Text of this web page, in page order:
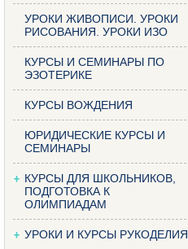
УРОКИ ЖИВОПИСИ. УРОКИ
РИСОВАНИЯ. УРОКИ ИЗО
КУРСЫ И СЕМИНАРЫ ПО
ЭЗОТЕРИКЕ
КУРСЫ ВОЖДЕНИЯ
ЮРИДИЧЕСКИЕ КУРСЫ И
СЕМИНАРЫ
КУРСЫ ДЛЯ ШКОЛЬНИКОВ,
ПОДГОТОВКА К
ОЛИМПИАДАМ
УРОКИ И КУРСЫ РУКОДЕЛИЯ